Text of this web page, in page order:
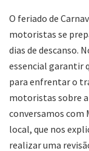
O feriado de
motoristas se
dias de descanso.
essencial garantir
para enfrentar o
motoristas sobre
conversamos com
local, que nos
realizar uma